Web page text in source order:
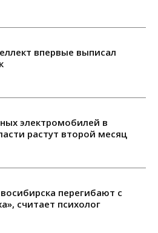
впервые выписал
электромобилей в
растут второй месяц
перегибают с
считает психолог